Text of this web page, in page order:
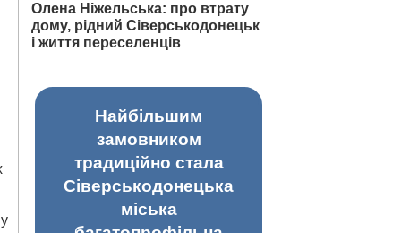
Олена Ніжельська: про втрату
дому, рідний Сіверськодонецьк
і життя переселенців
Найбільшим
замовником
традиційно стала
Сіверськодонецька
міська